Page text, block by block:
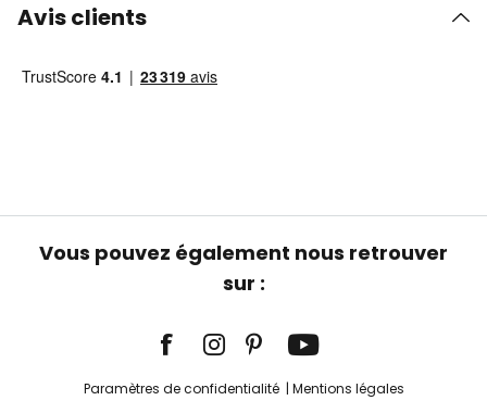
Avis clients
Vous pouvez également nous retrouver
sur :
Paramètres de confidentialité
Mentions légales